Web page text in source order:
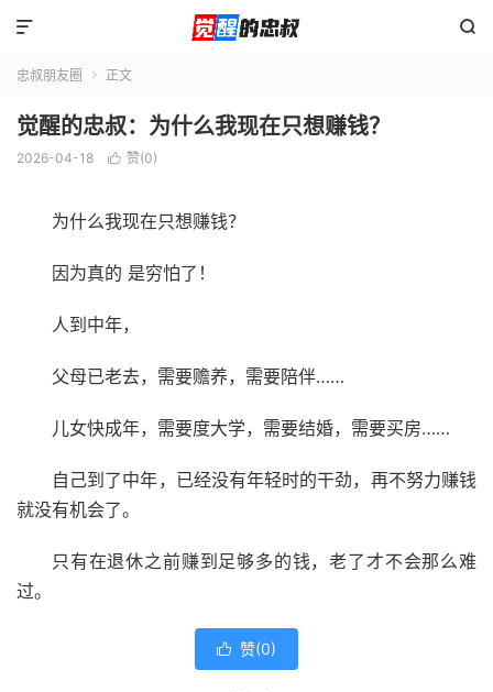


忠叔朋友圈  正文
觉醒的忠叔：为什么我现在只想赚钱？
2026-04-18  赞(0)
为什么我现在只想赚钱？
因为真的 是穷怕了！
人到中年，
父母已老去，需要赡养，需要陪伴……
儿女快成年，需要度大学，需要结婚，需要买房……
自己到了中年，已经没有年轻时的干劲，再不努力赚钱
就没有机会了。
只有在退休之前赚到足够多的钱，老了才不会那么难
过。
 赞(0)